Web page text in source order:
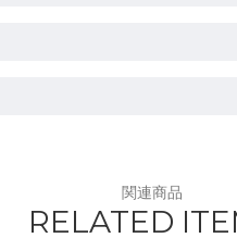
関連商品
RELATED